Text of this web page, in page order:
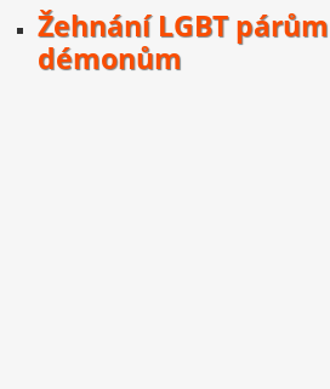
Žehnání LGBT
démonům